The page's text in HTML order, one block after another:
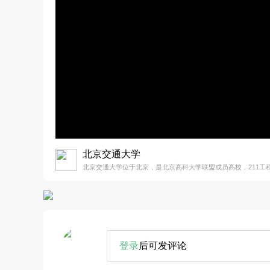
北京交通大学
北京交通大学位于北京，是北京高科大学联盟成员高校，211工
登录后可发评论